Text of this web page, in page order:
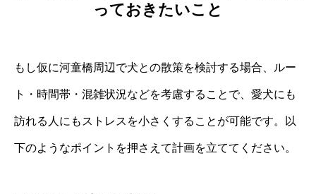
っておきたいこと
もし仮に河童橋周辺で犬との散策を検討する場合、ルー
ト・時間帯・混雑状況などを考慮することで、愛犬にも
訪れる人にもストレスを小さくすることが可能です。以
下のようなポイントを押さえて計画を立ててください。